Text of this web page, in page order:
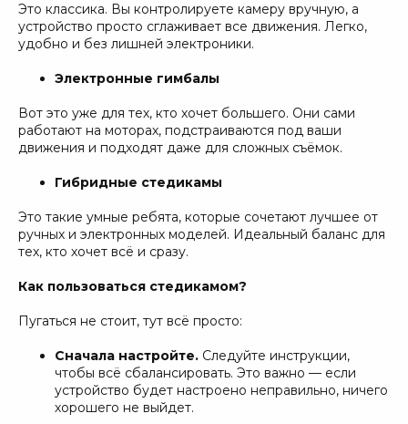
Это классика. Вы контролируете камеру вручную, а
устройство просто сглаживает все движения. Легко,
удобно и без лишней электроники.
Электронные гимбалы
Вот это уже для тех, кто хочет большего. Они сами
работают на моторах, подстраиваются под ваши
движения и подходят даже для сложных съёмок.
Гибридные стедикамы
Это такие умные ребята, которые сочетают лучшее от
ручных и электронных моделей. Идеальный баланс для
тех, кто хочет всё и сразу.
Как пользоваться стедикамом?
Пугаться не стоит, тут всё просто:
Сначала настройте. Следуйте инструкции,
чтобы всё сбалансировать. Это важно — если
устройство будет настроено неправильно, ничего
хорошего не выйдет.